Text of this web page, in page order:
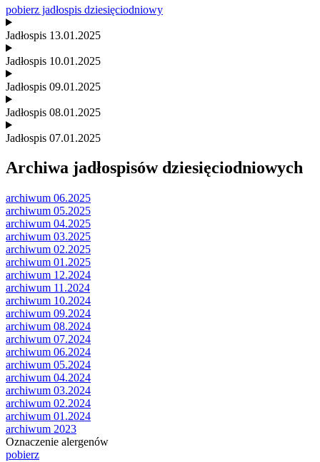
pobierz jadłospis dziesięciodniowy
Jadłospis 13.01.2025
Jadłospis 10.01.2025
Jadłospis 09.01.2025
Jadłospis 08.01.2025
Jadłospis 07.01.2025
Archiwa jadłospisów dziesięciodniowych
archiwum 06.2025
archiwum 05.2025
archiwum 04.2025
archiwum 03.2025
archiwum 02.2025
archiwum 01.2025
archiwum 12.2024
archiwum 11.2024
archiwum 10.2024
archiwum 09.2024
archiwum 08.2024
archiwum 07.2024
archiwum 06.2024
archiwum 05.2024
archiwum 04.2024
archiwum 03.2024
archiwum 02.2024
archiwum 01.2024
archiwum 2023
Oznaczenie alergenów
pobierz